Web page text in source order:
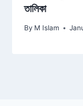
তালিকা
By M Islam